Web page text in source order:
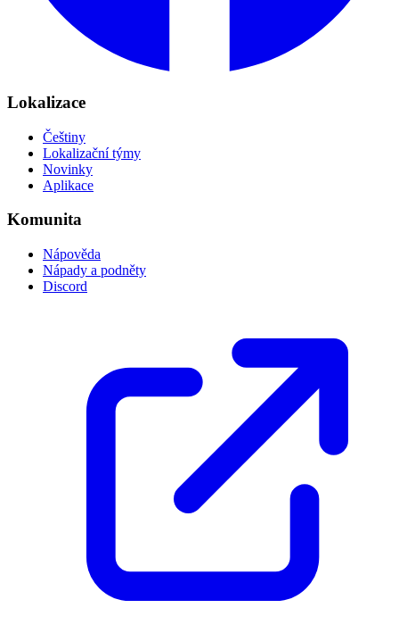
Lokalizace
Češtiny
Lokalizační týmy
Novinky
Aplikace
Komunita
Nápověda
Nápady a podněty
Discord